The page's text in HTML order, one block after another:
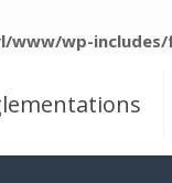
www/wp-